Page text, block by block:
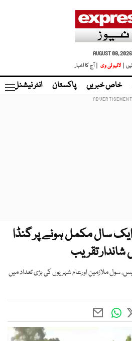
AUGUST 08, 2026
|
لائیو ٹی وی | آج کا اخبار
خاص خبریں پاکستان انٹر نیشنل
سال مکمل ہونے پر گنڈا
تقریب
سول ملازمین اورعام شہریوں کی بڑی تعداد میں